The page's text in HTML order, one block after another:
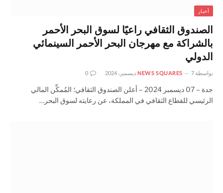
أخبار
الصندوق الثقافي راعيًا لسوق البحر الأحمر
بالشراكة مع مهرجان البحر الأحمر السينمائي
الدولي
بواسطة NEWS SQUARES 7 ديسمبر، 2024 0
جدة – 07 ديسمبر 2024 – أعلن الصندوق الثقافي؛ المُمكِّن المالي
الرئيسي للقطاع الثقافي في المملكة، عن رعايته لسوق البحر…